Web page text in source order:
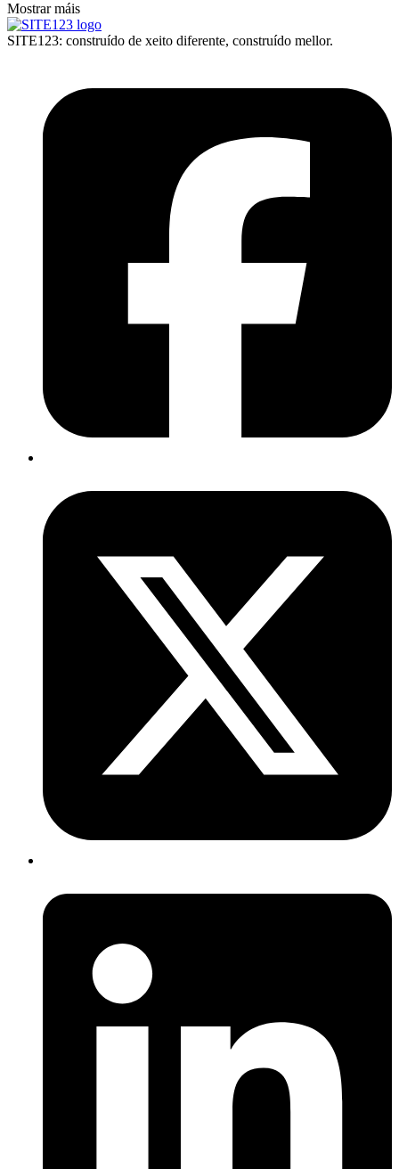
Mostrar máis
SITE123: construído de xeito diferente, construído mellor.